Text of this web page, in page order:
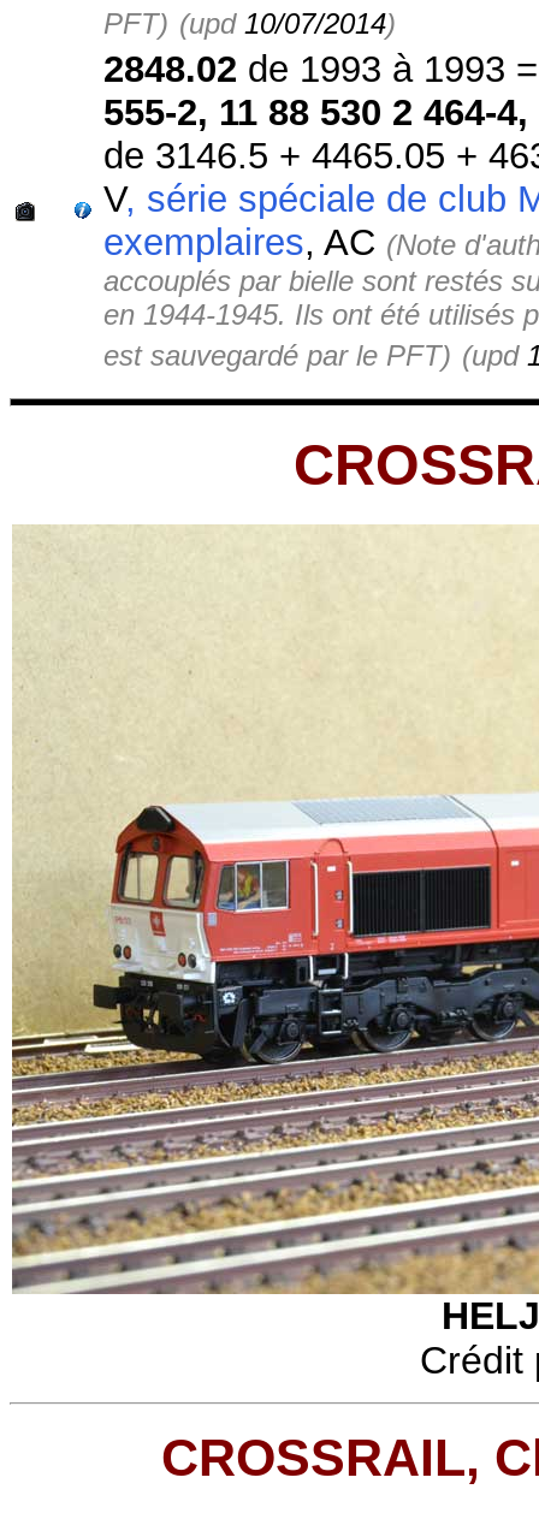
PFT) (upd 10/07/2014)
2848.02 de 1993 à 1993
555-2, 11 88 530 2 464-
de 3146.5 + 4465.05 +
V, série spéciale de club
exemplaires, AC (Note
accouplés par bielle sont restés
en 1944-1945. Ils ont été utilisés
est sauvegardé par le PFT) (upd
Crédit
CROSSRAIL,